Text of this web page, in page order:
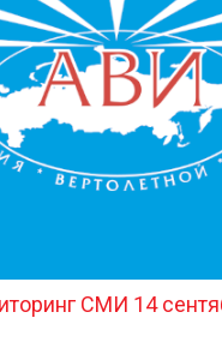
СМИ 14